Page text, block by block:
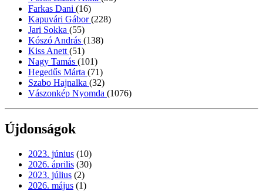
Farkas Dani (16)
Kapuvári Gábor(228)
Jari Sokka (55)
Kószó András (138)
Kiss Anett (51)
Nagy Tamás (101)
Hegedűs Márta (71)
Szabo Hajnalka (32)
Vászonkép Nyomda (1076)
Újdonságok
2023. június (10)
2026. április (30)
2023. július (2)
2026. május (1)